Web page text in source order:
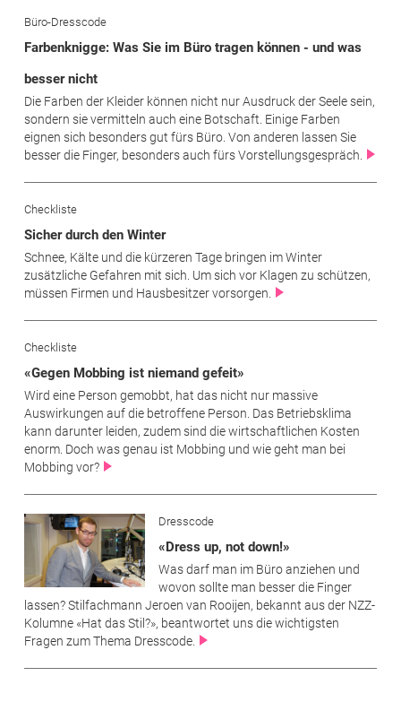
Büro-Dresscode
Farbenknigge: Was Sie im Büro tragen können - und was
besser nicht
Die Farben der Kleider können nicht nur Ausdruck der Seele sein,
sondern sie vermitteln auch eine Botschaft. Einige Farben
eignen sich besonders gut fürs Büro. Von anderen lassen Sie
besser die Finger, besonders auch fürs Vorstellungsgespräch.
Checkliste
Sicher durch den Winter
Schnee, Kälte und die kürzeren Tage bringen im Winter
zusätzliche Gefahren mit sich. Um sich vor Klagen zu schützen,
müssen Firmen und Hausbesitzer vorsorgen.
Checkliste
«Gegen Mobbing ist niemand gefeit»
Wird eine Person gemobbt, hat das nicht nur massive
Auswirkungen auf die betroffene Person. Das Betriebsklima
kann darunter leiden, zudem sind die wirtschaftlichen Kosten
enorm. Doch was genau ist Mobbing und wie geht man bei
Mobbing vor?
Dresscode
«Dress up, not down!»
Was darf man im Büro anziehen und
wovon sollte man besser die Finger
lassen? Stilfachmann Jeroen van Rooijen, bekannt aus der NZZ-
Kolumne «Hat das Stil?», beantwortet uns die wichtigsten
Fragen zum Thema Dresscode.